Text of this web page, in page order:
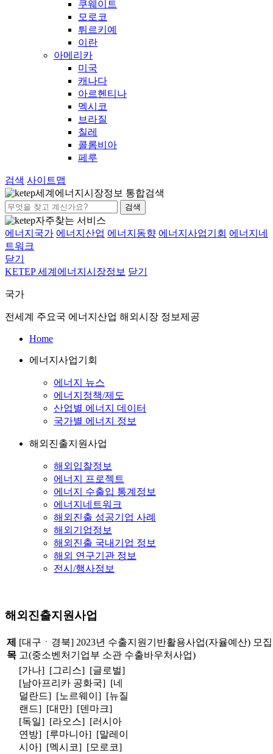
쿠웨이트
모로코
튀르키예
이란
아메리카
미국
캐나다
아르헨티나
멕시코
브라질
칠레
콜롬비아
페루
검색 사이트맵
세계에너지시장정보 통합검색
검색
자주찾는 서비스
에너지국가 에너지산업 에너지동향 에너지사업기회 에너지네
트워크
닫기
KETEP 세계에너지시장정보 닫기
국가
전세계 주요국 에너지산업 해외시장 정보제공
Home
에너지사업기회
에너지 뉴스
에너지정책/제도
산업별 에너지 데이터
국가별 에너지 정보
해외진출지원사업
해외입찰정보
에너지 프로젝트
에너지 수출입 통계정보
에너지네트워크
해외진출 성공기업 사례
해외기업정보
해외진출 국내기업 정보
해외 연구기관 정보
전시/행사정보
해외진출지원사업
제
목
[대구ㆍ경북] 2023년 수출지원기반활용사업(자율예산) 모
고(중소벤처기업부 소관 수출바우처사업)
[가나] [그리스] [글로벌]
[남아프리카 공화국] [네
덜란드] [노르웨이] [뉴질
랜드] [대만] [덴마크]
[독일] [라오스] [러시아
연방] [루마니아] [말레이
시아] [멕시코] [모로코]